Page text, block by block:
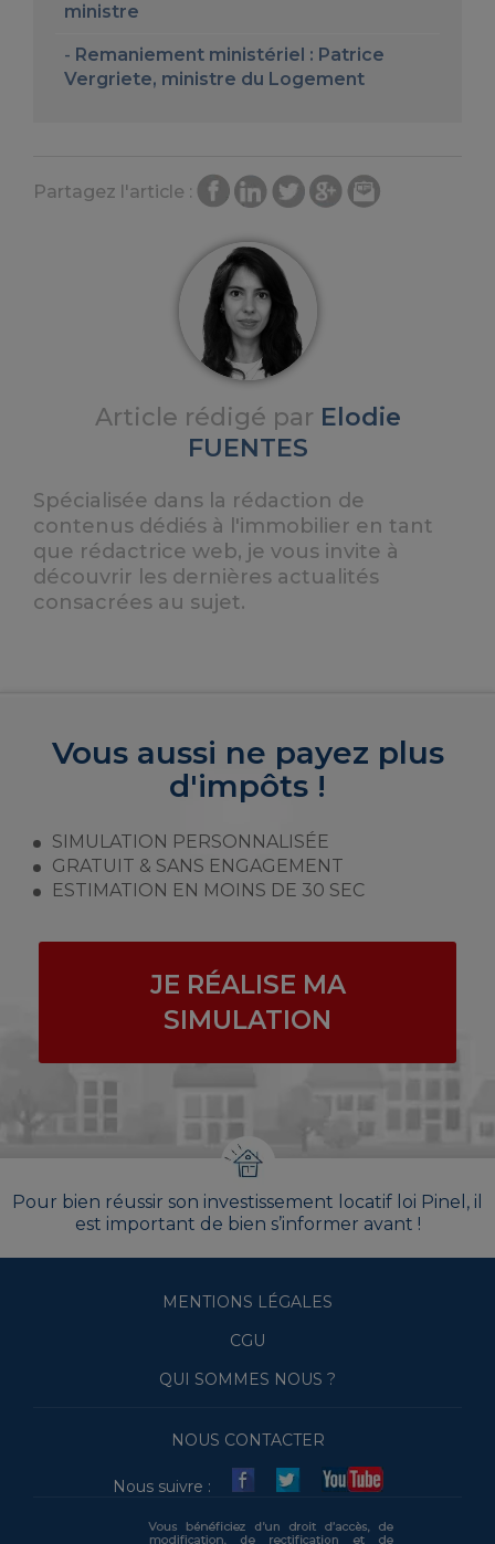
ministre
Remaniement ministériel : Patrice
Vergriete, ministre du Logement
Partagez l'article :
Article rédigé par Elodie
FUENTES
Spécialisée dans la rédaction de
contenus dédiés à l'immobilier en tant
que rédactrice web, je vous invite à
découvrir les dernières actualités
consacrées au sujet.
Vous aussi ne payez plus
d'impôts !
SIMULATION PERSONNALISÉE
GRATUIT & SANS ENGAGEMENT
ESTIMATION EN MOINS DE 30 SEC
JE RÉALISE MA
SIMULATION
Pour bien réussir son investissement locatif loi Pinel, il
est important de bien s’informer avant !
MENTIONS LÉGALES
CGU
QUI SOMMES NOUS ?
NOUS CONTACTER
Nous suivre :